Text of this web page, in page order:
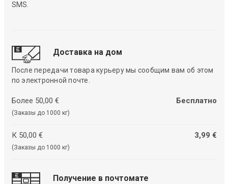
SMS.
Доставка на дом
После передачи товара курьеру мы сообщим вам об этом
по электронной почте.
Более 50,00 €
(Заказы до 1000 кг)
Бесплатно
К 50,00 €
(Заказы до 1000 кг)
3,99 €
Получение в почтомате